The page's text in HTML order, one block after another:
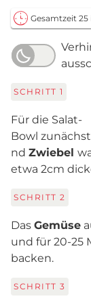
Gesamtzeit 25
SCHRITT 1
Für die Salat-
Bowl zunächst
nd Zwiebel
etwa 2cm
SCHRITT 2
Das Gemüse
und für 20-25
backen.
SCHRITT 3